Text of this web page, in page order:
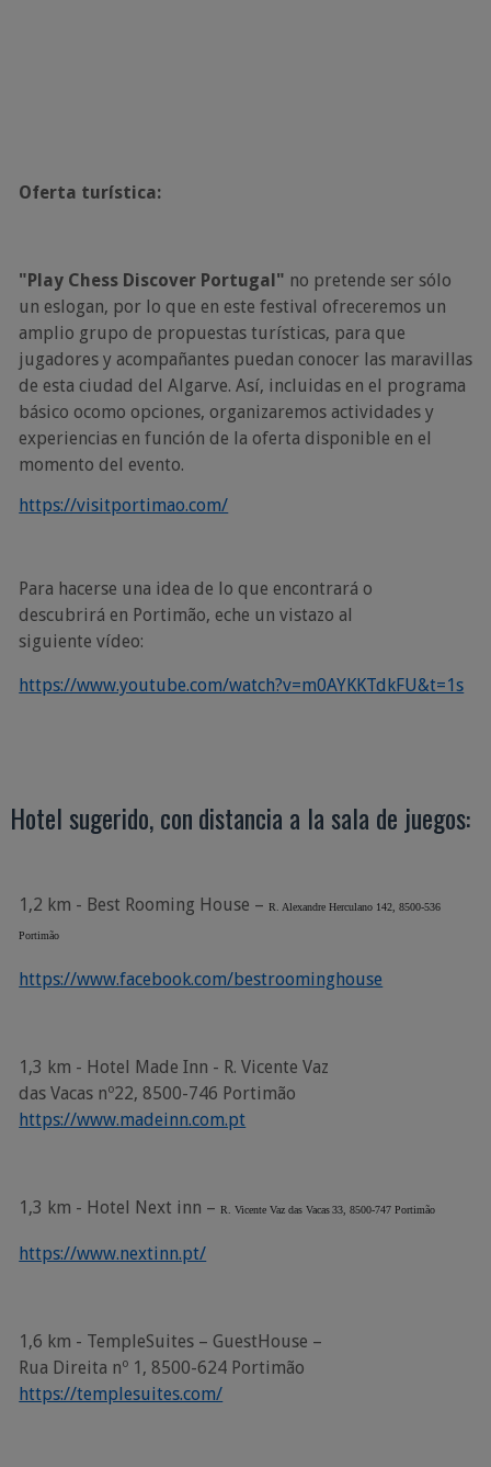
Oferta turística:
"Play Chess Discover Portugal" no pretende ser sólo
un eslogan, por lo que en este festival ofreceremos un
amplio grupo de propuestas turísticas, para que
jugadores y acompañantes puedan conocer las maravillas
de esta ciudad del Algarve. Así, incluidas en el programa
básico ocomo opciones, organizaremos actividades y
experiencias en función de la oferta disponible en el
momento del evento.
https://visitportimao.com/
Para hacerse una idea de lo que encontrará o
descubrirá en Portimão, eche un vistazo al
siguiente vídeo:
https://www.youtube.com/watch?v=m0AYKKTdkFU&t=1s
Hotelsugerido,condistancia a lasala de juegos:
1,2 km - Best Rooming House – R. Alexandre Herculano 142, 8500-536
Portimão
https://www.facebook.com/bestroominghouse
1,3 km - Hotel Made Inn - R. Vicente Vaz
das Vacas nº22, 8500-746 Portimão
https://www.madeinn.com.pt
1,3 km - Hotel Next inn –R. Vicente Vaz das Vacas 33, 8500-747 Portimão
https://www.nextinn.pt/
1,6 km - TempleSuites – GuestHouse –
Rua Direita nº 1, 8500-624 Portimão
https://templesuites.com/